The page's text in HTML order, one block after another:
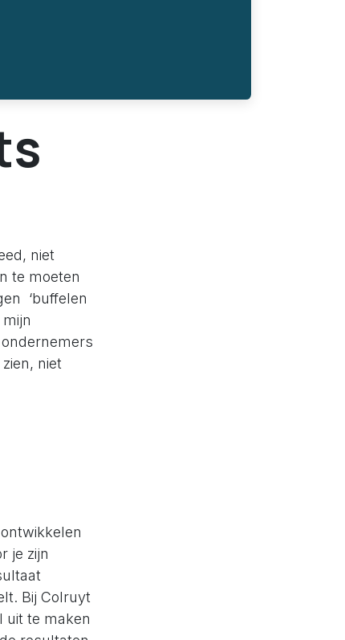
niet
te moeten
‘buffelen
niet
je zijn
Bij Colruyt
uit te maken